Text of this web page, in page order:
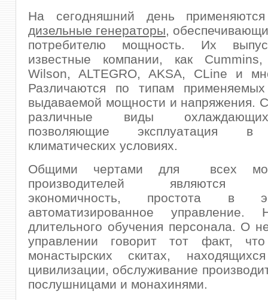
На сегодняшний день
дизельные генераторы,
потребителю мощность. Их
известные компании, как
Wilson, ALTEGRO, AKSA, CLine и
Различаются по типам применяемых
выдаваемой мощности и напряжения.
различные виды
позволяющие эксплуатация в
климатических условиях.
Общими чертами для всех
производителей являются
экономичность, простота в
автоматизированное
длительного обучения персонала. О
управлении говорит тот факт,
монастырских скитах,
цивилизации, обслуживание
послушницами и монахинями.